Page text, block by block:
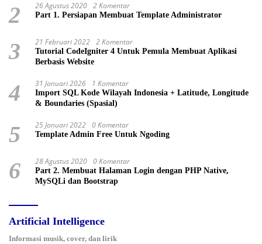
2 26 Agustus 2020 2 Komentar
Part 1. Persiapan Membuat Template Administrator
3 21 Februari 2022 2 Komentar
Tutorial CodeIgniter 4 Untuk Pemula Membuat Aplikasi
Berbasis Website
4 31 Januari 2026 1 Komentar
Import SQL Kode Wilayah Indonesia + Latitude, Longitude
& Boundaries (Spasial)
5 25 Januari 2022 0 Komentar
Template Admin Free Untuk Ngoding
6 28 Agustus 2020 0 Komentar
Part 2. Membuat Halaman Login dengan PHP Native,
MySQLi dan Bootstrap
Artificial Intelligence
Informasi musik, cover, dan lirik